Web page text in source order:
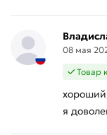
08 мая
Товар
я